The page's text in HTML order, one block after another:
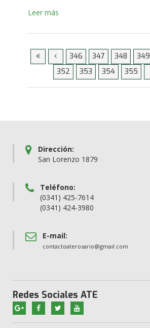
Leer más
346 347 348 349
352
353 354 355
Dirección:
San Lorenzo 1879
Teléfono:
(0341) 425-7614
(0341) 424-3980
E-mail:
contactoaterosario@gmail.com
Redes Sociales ATE